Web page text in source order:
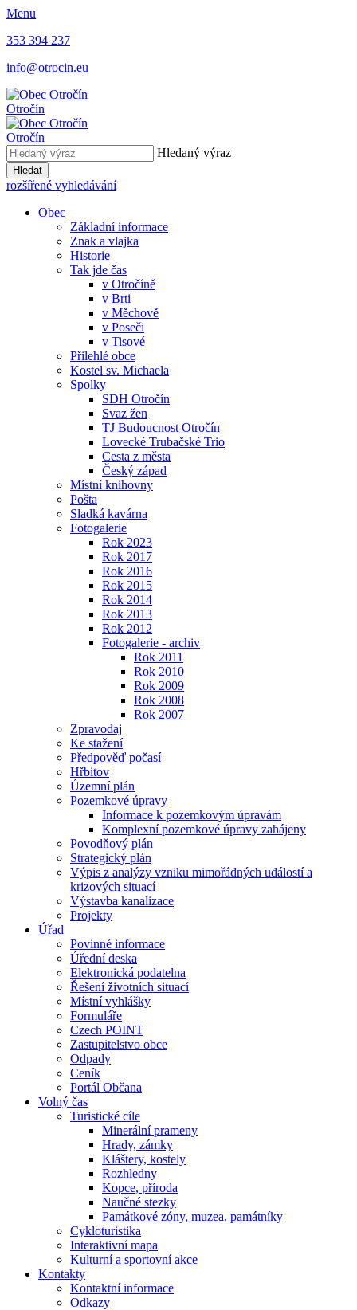
Menu
353 394 237
info@otrocin.eu
Otročín
Otročín
Hledaný výraz
Hledat
rozšířené vyhledávání
Obec
Základní informace
Znak a vlajka
Historie
Tak jde čas
v Otročíně
v Brti
v Měchově
v Poseči
v Tisové
Přilehlé obce
Kostel sv. Michaela
Spolky
SDH Otročín
Svaz žen
TJ Budoucnost Otročín
Lovecké Trubačské Trio
Cesta z města
Český západ
Místní knihovny
Pošta
Sladká kavárna
Fotogalerie
Rok 2023
Rok 2017
Rok 2016
Rok 2015
Rok 2014
Rok 2013
Rok 2012
Fotogalerie - archiv
Rok 2011
Rok 2010
Rok 2009
Rok 2008
Rok 2007
Zpravodaj
Ke stažení
Předpověď počasí
Hřbitov
Územní plán
Pozemkové úpravy
Informace k pozemkovým úpravám
Komplexní pozemkové úpravy zahájeny
Povodňový plán
Strategický plán
Výpis z analýzy vzniku mimořádných událostí a
krizových situací
Výstavba kanalizace
Projekty
Úřad
Povinné informace
Úřední deska
Elektronická podatelna
Řešení životních situací
Místní vyhlášky
Formuláře
Czech POINT
Zastupitelstvo obce
Odpady
Ceník
Portál Občana
Volný čas
Turistické cíle
Minerální prameny
Hrady, zámky
Kláštery, kostely
Rozhledny
Kopce, příroda
Naučné stezky
Památkové zóny, muzea, památníky
Cykloturistika
Interaktivní mapa
Kulturní a sportovní akce
Kontakty
Kontaktní informace
Odkazy